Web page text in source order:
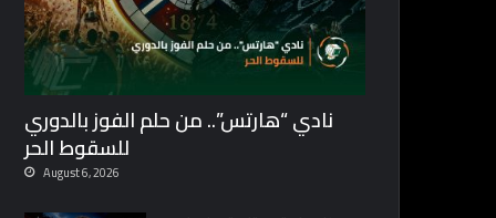
نادي “هارتس”.. من حلم الفوز بالدوري
للسقوط الحر
August 6, 2026